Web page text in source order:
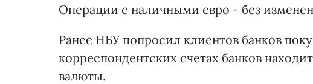
Операции с наличными евро - без
Ранее НБУ попросил клиентов банков
корреспондентских счетах банков
валюты.